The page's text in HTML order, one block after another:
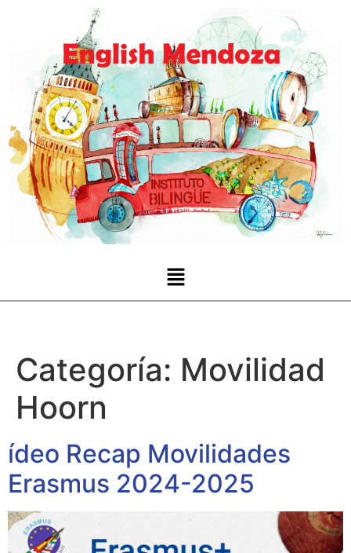
Categoría: Movilidad
Hoorn
ídeo Recap Movilidades
Erasmus 2024-2025